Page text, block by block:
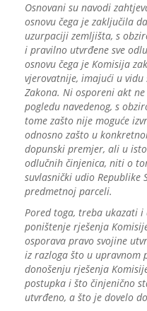
Osnovani su navodi
osnovu čega je zaključila
uzurpaciji zemljišta, s
i pravilno utvrđene sve
osnovu čega je Komisija
vjerovatnije, imajući u
Zakona. Ni osporeni akt
pogledu navedenog, s
tome zašto nije moguće
odnosno zašto u
dopunski premjer, ali u
odlučnih činjenica, niti o
suvlasnički udio Republike
predmetnoj parceli.
Pored toga, treba ukazati
poništenje rješenja
osporava pravo svojine
iz razloga što u upravnom
donošenju rješenja
postupka i što činjenično
utvrđeno, a što je dovelo